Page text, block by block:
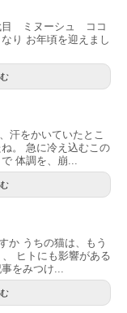
目 ミヌーシュ ココ
り お年頃を迎えまし
汗をかいていたとこ
。 急に冷え込むこの
体調を、崩...
か うちの猫は、もう
ヒトにも影響がある
をみつけ...